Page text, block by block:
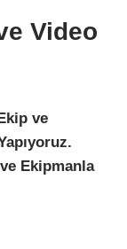
Video
ve
Ekipmanla